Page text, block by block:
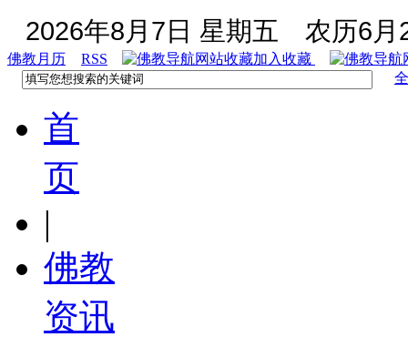
2026年8月7日 星期五 农历6月
佛教月历 RSS
加入收藏
首
页
|
佛教
资讯